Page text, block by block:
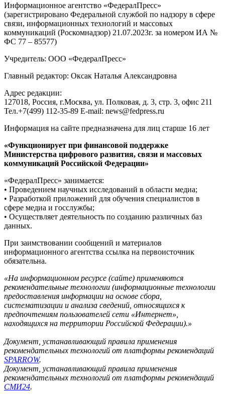
Информационное агентство «ФедералПресс»
(зарегистрировано Федеральной службой по надзору в сфере
связи, информационных технологий и массовых
коммуникаций (Роскомнадзор) 21.07.2023г. за номером ИА №
ФС 77 – 85577)
Учредитель: ООО «ФедералПресс»
Главный редактор: Оксак Наталья Александровна
Адрес редакции:
127018, Россия, г.Москва, ул. Полковая, д. 3, стр. 3, офис 211
Тел.+7(499) 112-35-89 E-mail: news@fedpress.ru
Информация на сайте предназначена для лиц старше 16 лет
«Функционирует при финансовой поддержке
Министерства цифрового развития, связи и массовых
коммуникаций Российской Федерации»
«ФедералПресс» занимается:
• Проведением научных исследований в области медиа;
• Разработкой приложений для обучения специалистов в
сфере медиа и госслужбы;
• Осуществляет деятельность по созданию различных баз
данных.
При заимствовании сообщений и материалов
информационного агентства ссылка на первоисточник
обязательна.
«На информационном ресурсе (сайте) применяются
рекомендательные технологии (информационные технологии
предоставления информации на основе сбора,
систематизации и анализа сведений, относящихся к
предпочтениям пользователей сети «Интернет»,
находящихся на территории Российской Федерации).»
Документ, устанавливающий правила применения
рекомендательных технологий от платформы рекомендаций
SPARROW.
Документ, устанавливающий правила применения
рекомендательных технологий от платформы рекомендаций
СМИ24.